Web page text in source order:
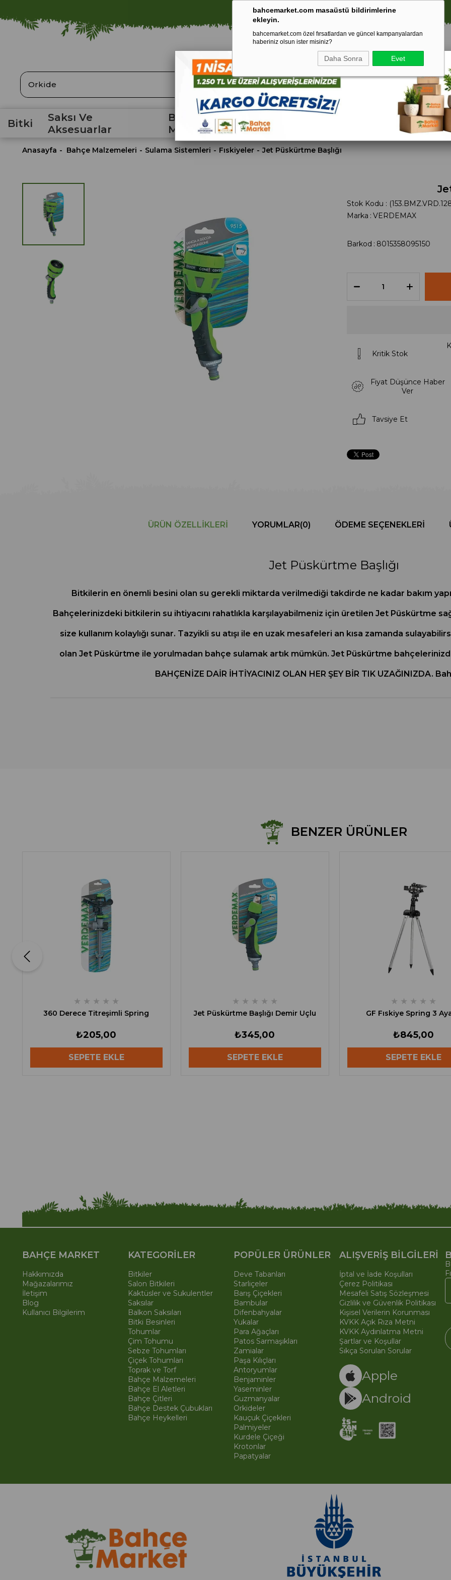
bahcemarket.com masaüstü bildirimlerine
ekleyin.
bahcemarket.com özel fırsatlardan ve güncel kampanyalardan
haberiniz olsun ister misiniz?
Daha Sonra Evet
⚠️ SATIŞLARIMIZ YALNIZCA İSTANBUL İLİ İLE SINIRLIDIR.
ARA
Bitki
Saksı Ve
Aksesuarlar
Bahçe
Malzemeleri
Anasayfa Bahçe Malzemeleri Sulama Sistemleri Fıskiyeler Jet Püskürtme Başlığı
Stok Kodu
Marka : VERDEMAX
Barkod : 8015358095150
Kritik Stok
Fiyat Düşünce Haber
Ver
Tavsiye Et
ÜRÜN ÖZELLIKLERI YORUMLAR(0) ÖDEME SEÇENEKLERI
Jet Püskürtme Başlığı
Bitkilerin en önemli besini olan su gerekli miktarda verilmediği takdirde ne kadar bakım
Bahçelerinizdeki bitkilerin su ihtiyacını rahatlıkla karşılayabilmeniz için üretilen Jet Püskürtme
size kullanım kolaylığı sunar. Tazyikli su atışı ile en uzak mesafeleri an kısa zamanda
olan Jet Püskürtme ile yorulmadan bahçe sulamak artık mümkün. Jet Püskürtme
BAHÇENİZE DAİR İHTİYACINIZ OLAN HER ŞEY BİR TIK UZAĞINIZDA.
BENZER ÜRÜNLER
★ ★ ★ ★ ★
360 Derece Titreşimli Spring
₺205,00
SEPETE EKLE
★ ★ ★ ★ ★
Jet Püskürtme Başlığı Demir Uçlu
₺345,00
SEPETE EKLE
★ ★ ★ ★ ★
GF Fıskiye Spring 3
₺845,00
SEPETE EKLE
BAHÇE MARKET
Hakkımızda
Mağazalarımız
İletişim
Blog
Kullanıcı Bilgilerim
KATEGORİLER
Bitkiler
Salon Bitkileri
Kaktüsler ve Sukulentler
Saksılar
Balkon Saksıları
Bitki Besinleri
Tohumlar
Çim Tohumu
Sebze Tohumları
Çiçek Tohumları
Toprak ve Torf
Bahçe Malzemeleri
Bahçe El Aletleri
Bahçe Çitleri
Bahçe Destek Çubukları
Bahçe Heykelleri
POPÜLER ÜRÜNLER
Deve Tabanları
Starliçeler
Barış Çiçekleri
Bambular
Difenbahyalar
Yukalar
Para Ağaçları
Patos Sarmaşıkları
Zamialar
Paşa Kılıçları
Antoryumlar
Benjaminler
Yaseminler
Guzmanyalar
Orkideler
Kauçuk Çiçekleri
Palmiyeler
Kurdele Çiçeği
Krotonlar
Papatyalar
ALIŞVERİŞ BİLGİLERİ
İptal ve İade Koşulları
Çerez Politikası
Mesafeli Satış Sözleşmesi
Gizlilik ve Güvenlik Politikası
Kişisel Verilerin Korunması
KVKK Açık Rıza Metni
KVKK Aydınlatma Metni
Şartlar ve Koşullar
Sıkça Sorulan Sorular
Apple
Android